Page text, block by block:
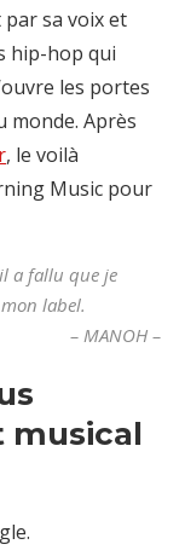
sa voix et
hip-hop qui
les portes
monde. Après
, le voilà
Music pour
a fallu que je
label.
– MANOH –
musical